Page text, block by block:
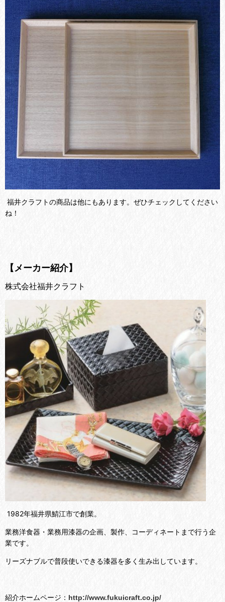
福井クラフトの商品は他にもあります。ぜひチェックしてください
ね！
【メーカー紹介】
株式会社福井クラフト
1982年福井県鯖江市で創業。
業務洋食器・業務用漆器の企画、製作、コーディネートまで行う企
業です。
リーズナブルで普段使いできる漆器を多く生み出しています。
紹介ホームページ： http://www.fukuicraft.co.jp/